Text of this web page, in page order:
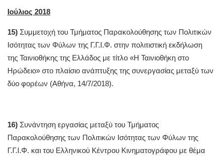
Ιούλιος 2018
15) Συμμετοχή του Τμήματος Παρακολούθησης των Πολιτικών
Ισότητας των Φύλων της Γ.Γ.Ι.Φ. στην πολιτιστική εκδήλωση
της Ταινιοθήκης της Ελλάδος με τίτλο «Η Ταινιοθήκη στο
Ηρώδειο» στο πλαίσιο ανάπτυξης της συνεργασίας μεταξύ των
δύο φορέων (Αθήνα, 14/7/2018).
16) Συνάντηση εργασίας μεταξύ του Τμήματος
Παρακολούθησης των Πολιτικών Ισότητας των Φύλων της
Γ.Γ.Ι.Φ. και του Ελληνικού Κέντρου Κινηματογράφου με θέμα